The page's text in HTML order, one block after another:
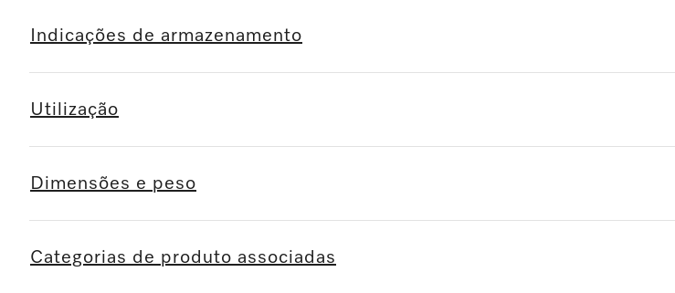
Indicações de armazenamento
Utilização
Dimensões e peso
Categorias de produto associadas